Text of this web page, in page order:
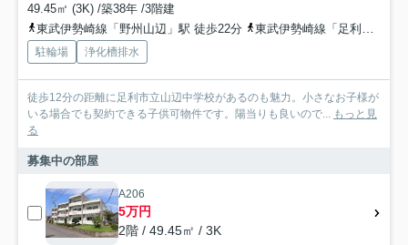
49.45㎡ (3K) /築38年 /3階建
東武伊勢崎線「野州山辺」駅 徒歩22分
東武伊勢崎線「足利市」駅 徒歩31分
駐輪場 浄化槽排水
徒歩12分の距離に足利市立山辺中学校があるのも魅力。小さなお子様が
いる場合でも契約できる子供可物件です。陽当りも良いので... もっと見
る
募集中の部屋
A206
5万円
2階 / 49.45㎡ / 3K